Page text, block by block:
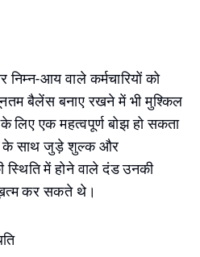
आय वाले कर्मचारियों को
बैलेंस बनाए रखने में भी मुश्किल
लिए एक महत्वपूर्ण बोझ हो सकता
के साथ जुड़े शुल्क और
में होने वाले दंड उनकी
कर सकते थे।